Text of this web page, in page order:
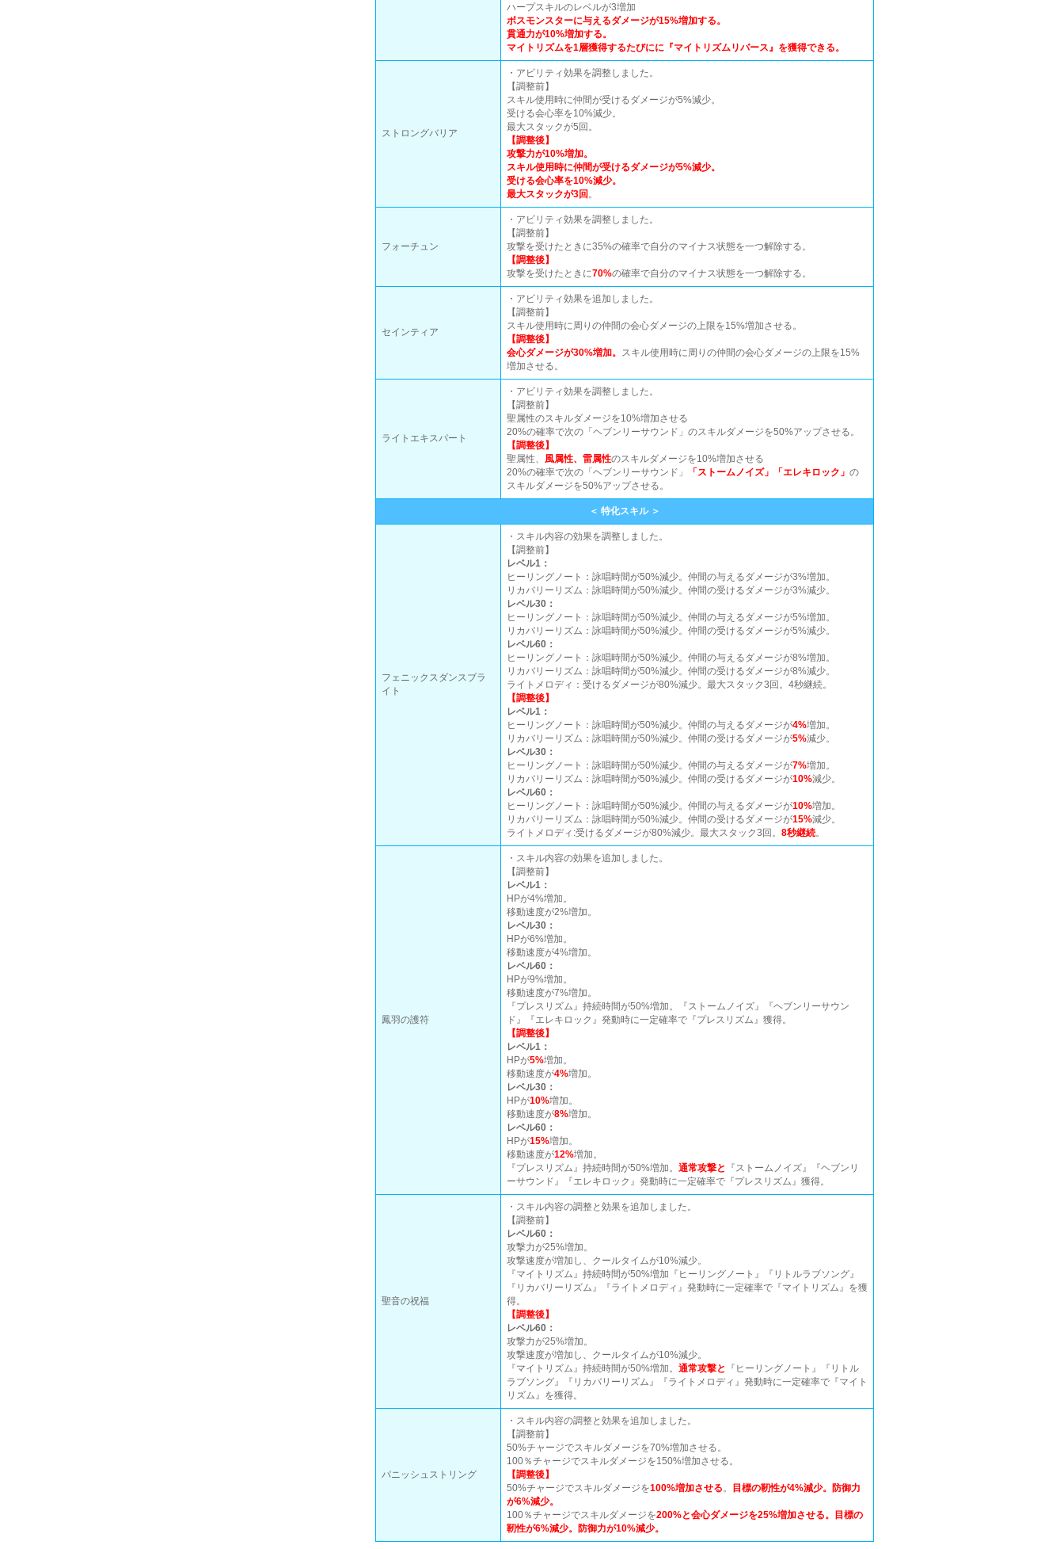
ハープスキルのレベルが3増加
ボスモンスターに与えるダメージが15%増加する。
貫通力が10%増加する。
マイトリズムを1層獲得するたびにに『マイトリズムリバース』を獲得できる。
ストロングバリア
・アビリティ効果を調整しました。
【調整前】
スキル使用時に仲間が受けるダメージが5%減少。
受ける会心率を10%減少。
最大スタックが5回。
【調整後】
攻撃力が10%増加。
スキル使用時に仲間が受けるダメージが5%減少。
受ける会心率を10%減少。
最大スタックが3回 。
フォーチュン
・アビリティ効果を調整しました。
【調整前】
攻撃を受けたときに35%の確率で自分のマイナス状態を一つ解除する。
【調整後】
攻撃を受けたときに70%の確率で自分のマイナス状態を一つ解除する。
セインティア
・アビリティ効果を追加しました。
【調整前】
スキル使用時に周りの仲間の会心ダメージの上限を15%増加させる。
【調整後】
会心ダメージが30%増加。 スキル使用時に周りの仲間の会心ダメージの上限を15%
増加させる。
ライトエキスパート
・アビリティ効果を調整しました。
【調整前】
聖属性のスキルダメージを10%増加させる
20%の確率で次の「ヘブンリーサウンド」のスキルダメージを50%アップさせる。
【調整後】
聖属性、
風属性、雷属性のスキルダメージを10%増加させる
20%の確率で次の「ヘブンリーサウンド」
「ストームノイズ」「エレキロック」 の
スキルダメージを50%アップさせる。
＜ 特化スキル ＞
フェニックスダンスブラ
イト
・スキル内容の効果を調整しました。
【調整前】
レベル1：
ヒーリングノート：詠唱時間が50%減少。仲間の与えるダメージが3%増加。
リカバリーリズム：詠唱時間が50%減少。仲間の受けるダメージが3%減少。
レベル30：
ヒーリングノート：詠唱時間が50%減少。仲間の与えるダメージが5%増加。
リカバリーリズム：詠唱時間が50%減少。仲間の受けるダメージが5%減少。
レベル60：
ヒーリングノート：詠唱時間が50%減少。仲間の与えるダメージが8%増加。
リカバリーリズム：詠唱時間が50%減少。仲間の受けるダメージが8%減少。
ライトメロディ：受けるダメージが80%減少。最大スタック3回。4秒継続。
【調整後】
レベル1：
ヒーリングノート：詠唱時間が50%減少。仲間の与えるダメージが4%増加。
リカバリーリズム：詠唱時間が50%減少。仲間の受けるダメージが5%減少。
レベル30：
ヒーリングノート：詠唱時間が50%減少。仲間の与えるダメージが7%増加。
リカバリーリズム：詠唱時間が50%減少。仲間の受けるダメージが10%減少。
レベル60：
ヒーリングノート：詠唱時間が50%減少。仲間の与えるダメージが10%増加。
リカバリーリズム：詠唱時間が50%減少。仲間の受けるダメージが15%減少。
ライトメロディ:受けるダメージが80%減少。最大スタック3回。 8秒継続。
鳳羽の護符
・スキル内容の効果を追加しました。
【調整前】
レベル1：
HPが4%増加。
移動速度が2%増加。
レベル30：
HPが6%増加。
移動速度が4%増加。
レベル60：
HPが9%増加。
移動速度が7%増加。
『プレスリズム』持続時間が50%増加。『ストームノイズ』『ヘブンリーサウン
ド』『エレキロック』発動時に一定確率で『プレスリズム』獲得。
【調整後】
レベル1：
HPが5%増加。
移動速度が4%増加。
レベル30：
HPが10%増加。
移動速度が8%増加。
レベル60：
HPが15%増加。
移動速度が12%増加。
『プレスリズム』持続時間が50%増加。 通常攻撃と
『ストームノイズ』『ヘブンリ
ーサウンド』『エレキロック』発動時に一定確率で『プレスリズム』獲得。
聖音の祝福
・スキル内容の調整と効果を追加しました。
【調整前】
レベル60：
攻撃力が25%増加。
攻撃速度が増加し、クールタイムが10%減少。
『マイトリズム』持続時間が50%増加『ヒーリングノート』『リトルラブソング』
『リカバリーリズム』『ライトメロディ』発動時に一定確率で『マイトリズム』を獲
得。
【調整後】
レベル60：
攻撃力が25%増加。
攻撃速度が増加し、クールタイムが10%減少。
『マイトリズム』持続時間が50%増加。 通常攻撃と
『ヒーリングノート』『リトル
ラブソング』『リカバリーリズム』『ライトメロディ』発動時に一定確率で『マイト
リズム』を獲得。
パニッシュストリング
・スキル内容の調整と効果を追加しました。
【調整前】
50%チャージでスキルダメージを70%増加させる。
100％チャージでスキルダメージを150%増加させる。
【調整後】
50%チャージでスキルダメージを100%増加させる。
目標の靭性が4%減少。防御力
が6%減少。
100％チャージでスキルダメージを200%と会心ダメージを25%増加させる。目標の
靭性が6%減少。防御力が10%減少。